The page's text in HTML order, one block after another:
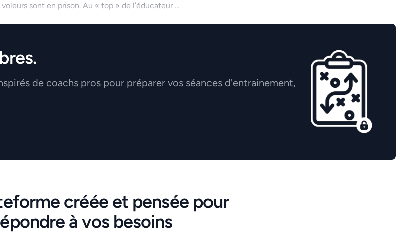
voleurs sont en prison. Au « top » de l’éducateur ...
de coachs pros pour préparer vos séances d'entrainement,
créée et pensée pour
à vos besoins